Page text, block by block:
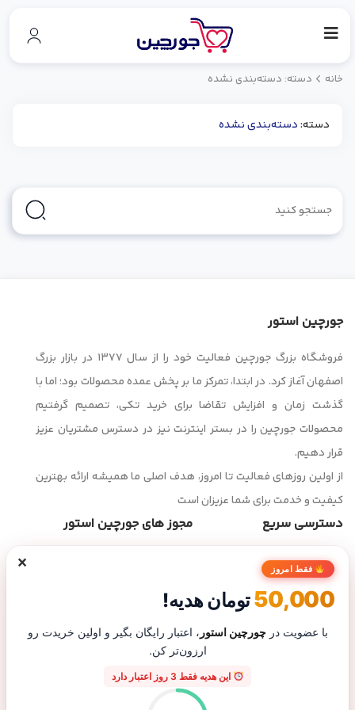
خانه دسته: دسته‌بندی نشده
دسته:دسته‌بندی نشده
جورچین استور
فروشگاه بزرگ جورچین فعالیت خود را از سال ۱۳۷۷ در بازار بزرگ
اصفهان آغاز کرد. در ابتدا، تمرکز ما بر پخش عمده محصولات بود؛ اما با
گذشت زمان و افزایش تقاضا برای خرید تکی، تصمیم گرفتیم
محصولات جورچین را در بستر اینترنت نیز در دسترس مشتریان عزیز
قرار دهیم.
از اولین روزهای فعالیت تا امروز، هدف اصلی ما همیشه ارائه بهترین
کیفیت و خدمت برای شما عزیزان است
دسترسی سریع
صفحه اصلی
فروشگاه
تماس با ما
درباره ما
مجوز های جورچین استور
× فقط امروز
50,000تومان هدیه!
با عضویت درچورچین استور ، اعتبار رایگان بگیر و اولین خریدت رو
ارزون‌تر کن.
این هدیه فقط 3 روز اعتبار دارد